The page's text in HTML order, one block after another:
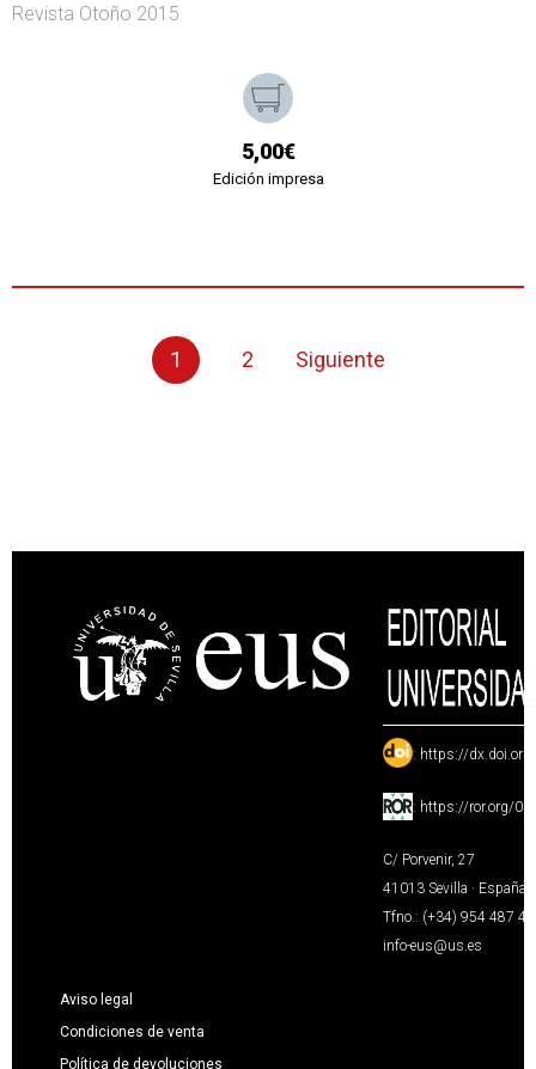
Revista Otoño 2015
5,00€
Edición impresa
1 2 Siguiente
: https://
: https://ror.org/
C/ Porvenir, 27
41013 Sevilla · España
Tfno.: (+34) 954 487
info-eus@us.es
Aviso legal
Condiciones de venta
Política de devoluciones